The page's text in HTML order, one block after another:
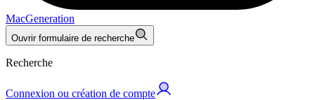
MacGeneration
Ouvrir formulaire de recherche
Recherche
Connexion ou création de compte